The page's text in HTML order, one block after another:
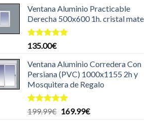
de 5
Ventana Aluminio Practicable
Derecha 500x600 1h. cristal mate
Valorado
de 5
135.00€
Ventana Aluminio Corredera Con
Persiana (PVC) 1000x1155 2h y
Mosquitera de Regalo
Valorado
199.99€ El
169.99€El